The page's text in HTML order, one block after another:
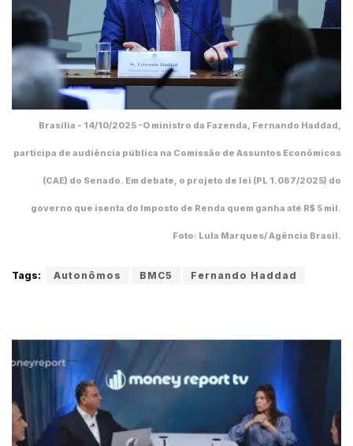
Brasília - 14/10/2025 -O ministro da Fazenda, Fernando Haddad,
participa de audiência pública na Comissão de Assuntos Econômicos
(CAE) do Senado. Em debate, o projeto de lei (PL 1.087/2025) do
governo que isenta do Imposto de Renda quem ganha até R$ 5 mil.
Foto: Lula Marques/ Agência Brasil.
Tags: Autonômos BMC5 Fernando Haddad